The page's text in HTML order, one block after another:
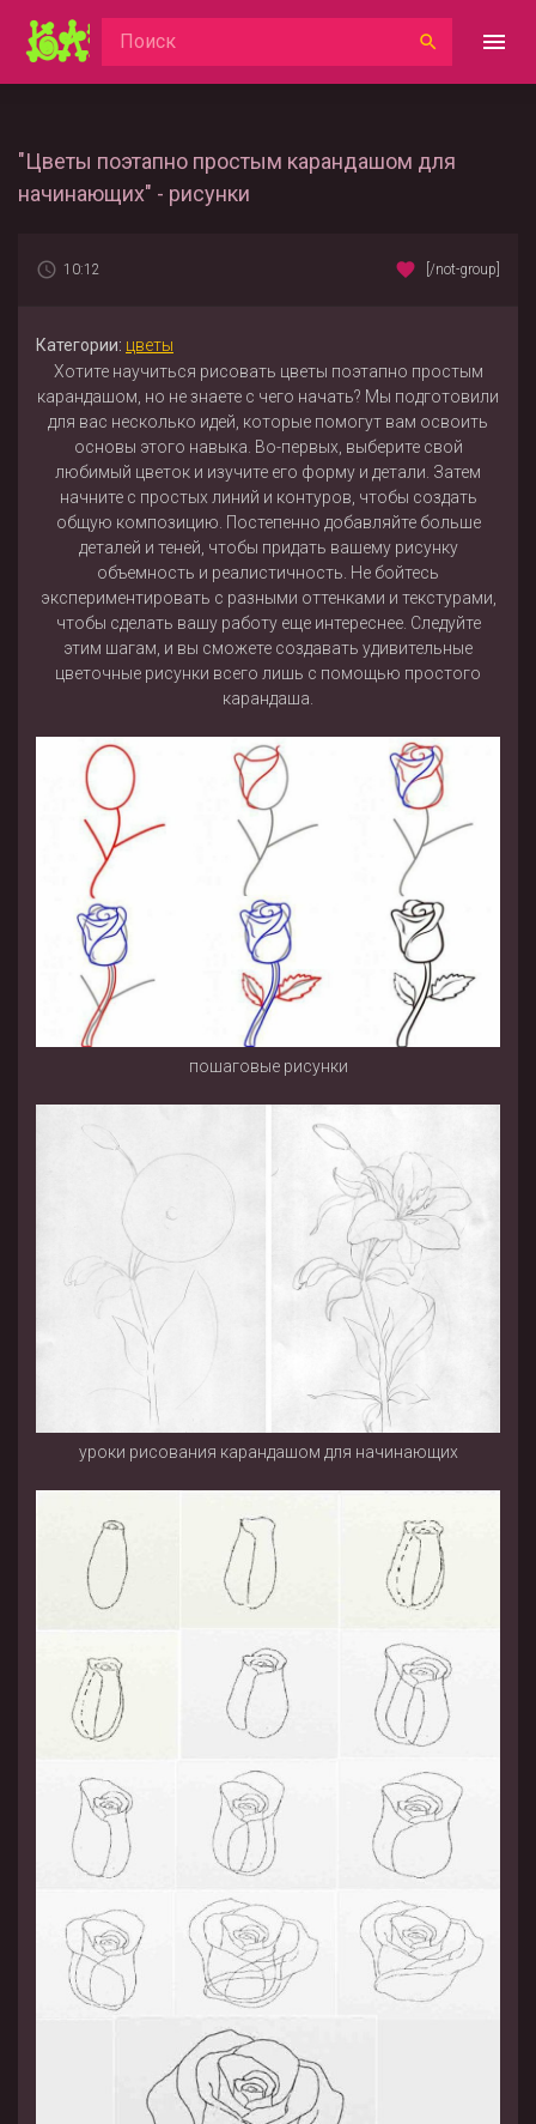
"Цветы поэтапно простым карандашом для
начинающих" - рисунки
10:12 [/not-group]
Категории: цветы
Хотите научиться рисовать цветы поэтапно простым
карандашом, но не знаете с чего начать? Мы подготовили
для вас несколько идей, которые помогут вам освоить
основы этого навыка. Во-первых, выберите свой
любимый цветок и изучите его форму и детали. Затем
начните с простых линий и контуров, чтобы создать
общую композицию. Постепенно добавляйте больше
деталей и теней, чтобы придать вашему рисунку
объемность и реалистичность. Не бойтесь
экспериментировать с разными оттенками и текстурами,
чтобы сделать вашу работу еще интереснее. Следуйте
этим шагам, и вы сможете создавать удивительные
цветочные рисунки всего лишь с помощью простого
карандаша.
пошаговые рисунки
уроки рисования карандашом для начинающих